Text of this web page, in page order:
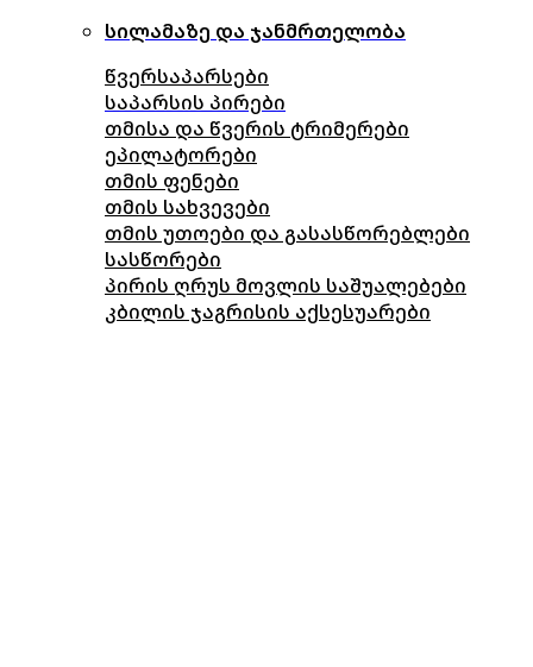
სილამაზე და ჯანმრთელობა
წვერსაპარსები
საპარსის პირები
თმისა და წვერის ტრიმერები
ეპილატორები
თმის ფენები
თმის სახვევები
თმის უთოები და გასასწორებლები
სასწორები
პირის ღრუს მოვლის საშუალებები
კბილის ჯაგრისის აქსესუარები